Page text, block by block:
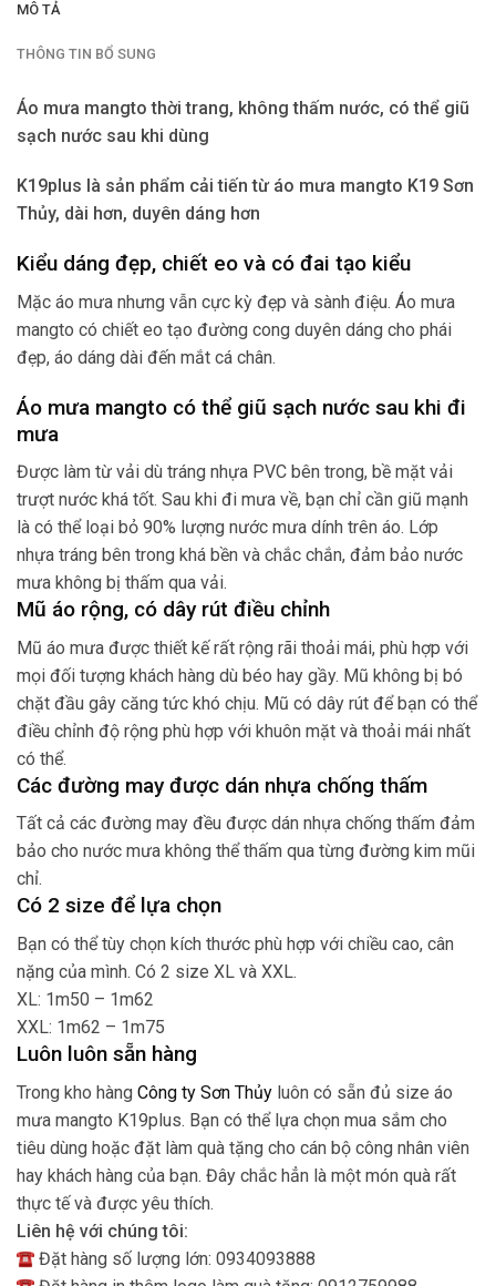
MÔ TẢ
THÔNG TIN BỔ SUNG
Áo mưa mangto thời trang, không thấm nước, có thể giũ
sạch nước sau khi dùng
K19plus là sản phẩm cải tiến từ áo mưa mangto K19 Sơn
Thủy, dài hơn, duyên dáng hơn
Kiểu dáng đẹp, chiết eo và có đai tạo kiểu
Mặc áo mưa nhưng vẫn cực kỳ đẹp và sành điệu. Áo mưa
mangto có chiết eo tạo đường cong duyên dáng cho phái
đẹp, áo dáng dài đến mắt cá chân.
Áo mưa mangto có thể giũ sạch nước sau khi đi
mưa
Được làm từ vải dù tráng nhựa PVC bên trong, bề mặt vải
trượt nước khá tốt. Sau khi đi mưa về, bạn chỉ cần giũ mạnh
là có thể loại bỏ 90% lượng nước mưa dính trên áo. Lớp
nhựa tráng bên trong khá bền và chắc chắn, đảm bảo nước
mưa không bị thấm qua vải.
Mũ áo rộng, có dây rút điều chỉnh
Mũ áo mưa được thiết kế rất rộng rãi thoải mái, phù hợp với
mọi đối tượng khách hàng dù béo hay gầy. Mũ không bị bó
chặt đầu gây căng tức khó chịu. Mũ có dây rút để bạn có thể
điều chỉnh độ rộng phù hợp với khuôn mặt và thoải mái nhất
có thể.
Các đường may được dán nhựa chống thấm
Tất cả các đường may đều được dán nhựa chống thấm đảm
bảo cho nước mưa không thể thấm qua từng đường kim mũi
chỉ.
Có 2 size để lựa chọn
Bạn có thể tùy chọn kích thước phù hợp với chiều cao, cân
nặng của mình. Có 2 size XL và XXL.
XL: 1m50 – 1m62
XXL: 1m62 – 1m75
Luôn luôn sẵn hàng
Trong kho hàng Công ty Sơn Thủy luôn có sẵn đủ size áo
mưa mangto K19plus. Bạn có thể lựa chọn mua sắm cho
tiêu dùng hoặc đặt làm quà tặng cho cán bộ công nhân viên
hay khách hàng của bạn. Đây chắc hẳn là một món quà rất
thực tế và được yêu thích.
Liên hệ với chúng tôi:
Đặt hàng số lượng lớn: 0934093888